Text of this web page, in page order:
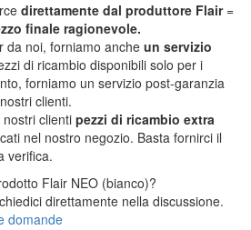
direttamente dal produttore Flair=
finale ragionevole.
da noi, forniamo anche un servizio
di ricambio disponibili solo per i
forniamo un servizio post-garanzia
clienti.
clienti pezzi di ricambio extra
nel nostro negozio. Basta fornirci il
verifica.
Flair NEO (bianco)?
direttamente nella discussione.
domande